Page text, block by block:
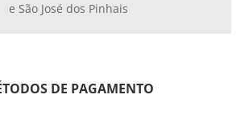
e São José dos Pinhais
DE PAGAMENTO